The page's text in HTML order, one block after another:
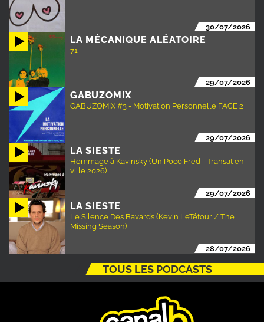
30/07/2026
LA MÉCANIQUE ALÉATOIRE
71
29/07/2026
GABUZOMIX
GABUZOMIX #3 - Motivation Personnelle FACE 2
29/07/2026
LA SIESTE
Hommage à Kavinsky (Un Poco Fred - Transat en
ville 2026)
29/07/2026
LA SIESTE
Le Silence Des Bavards (Kevin LeTétour / The
Missing Season)
28/07/2026
TOUS LES PODCASTS